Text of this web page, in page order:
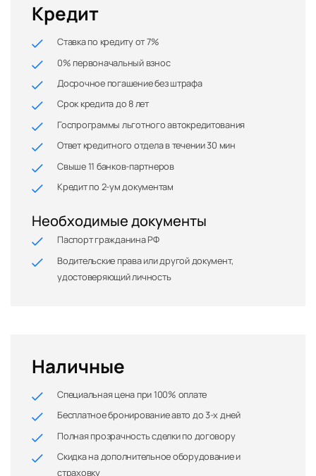
Кредит
Ставка по кредиту от 7%
0% первоначальный взнос
Досрочное погашение без штрафа
Срок кредита до 8 лет
Госпрограммы льготного автокредитования
Ответ кредитного отдела в течении 30 мин
Свыше 11 банков-партнеров
Кредит по 2-ум документам
Необходимые документы
Паспорт гражданина РФ
Водительские права или другой документ,
удостоверяющий личность
Наличные
Специальная цена при 100% оплате
Бесплатное бронирование авто до 3-х дней
Полная прозрачность сделки по договору
Скидка на дополнительное оборудование и
страховку